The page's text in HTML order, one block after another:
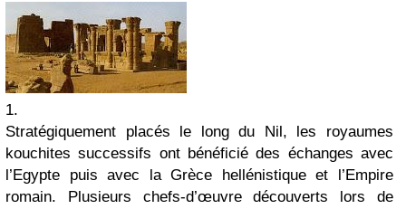
1.
Stratégiquement placés le long du Nil, les royaumes
kouchites successifs ont bénéficié des échanges avec
l’Egypte puis avec la Grèce hellénistique et l’Empire
romain. Plusieurs chefs-d’œuvre découverts lors de